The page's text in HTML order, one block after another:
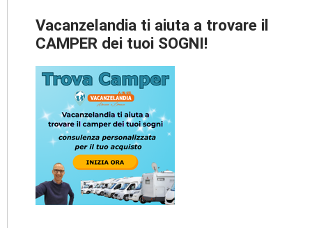
Vacanzelandia ti aiuta a trovare il
CAMPER dei tuoi SOGNI!